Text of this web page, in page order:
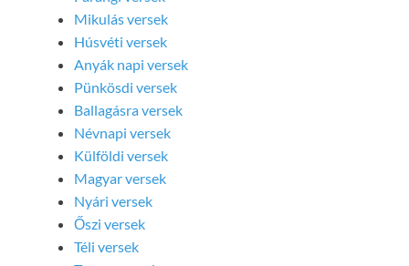
Mikulás versek
Húsvéti versek
Anyák napi versek
Pünkösdi versek
Ballagásra versek
Névnapi versek
Külföldi versek
Magyar versek
Nyári versek
Őszi versek
Téli versek